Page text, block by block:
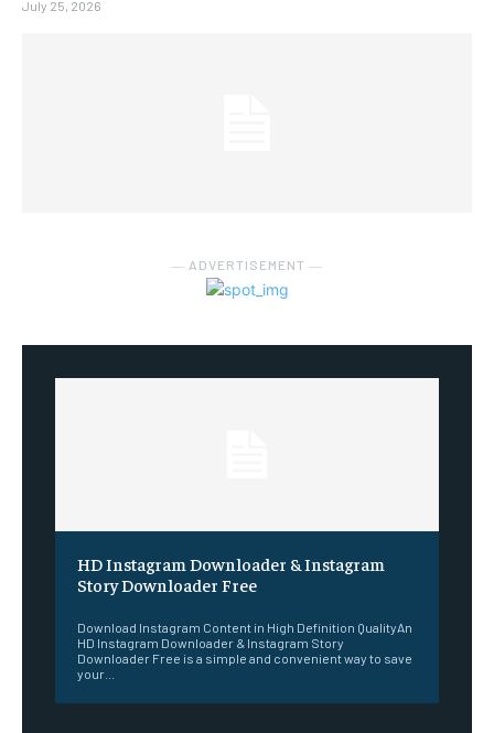
July 25, 2026
― ADVERTISEMENT ―
HD Instagram Downloader & Instagram
Story Downloader Free
Download Instagram Content in High Definition QualityAn
HD Instagram Downloader & Instagram Story
Downloader Free is a simple and convenient way to save
your...